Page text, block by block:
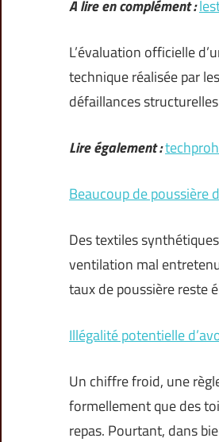
A lire en complément :
L’évaluation officielle
technique réalisée par
défaillances
Lire également :
Beaucoup de poussière
Des textiles
ventilation mal
taux de poussière reste
Illégalité potentielle
Un chiffre froid, une
formellement que des
repas. Pourtant, dans